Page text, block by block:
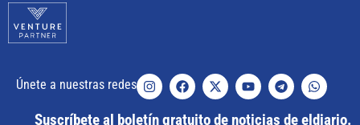
Únete a nuestras redes
Suscríbete al boletín gratuito de noticias de eldiario.